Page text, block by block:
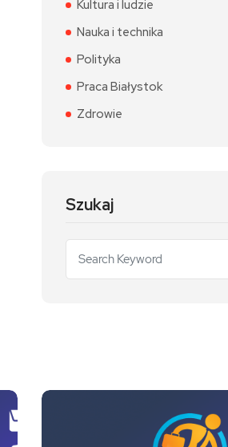
Kultura i ludzie
Nauka i technika
Polityka
Praca Białystok
Zdrowie
Szukaj